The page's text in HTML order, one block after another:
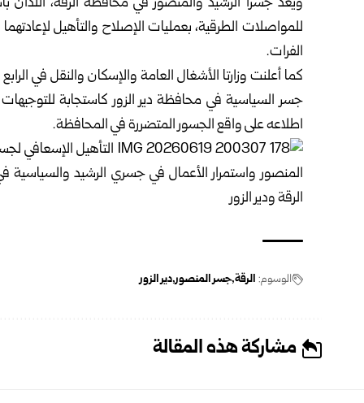
للمواصلات الطرقية، بعمليات الإصلاح والتأهيل
الفرات.
كما أعلنت وزارتا الأشغال العامة والإسكان والنقل في
جسر ‏السياسية في محافظة دير الزور كاستجابة
اطلاعه على واقع الجسور ‏المتضررة في المحافظة.
الوسوم: الرقة جسر المنصور دير الزور
مشاركة هذه المقالة